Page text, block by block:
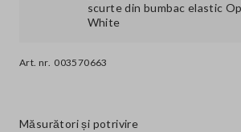
Art. nr. 003570663
Măsurători și potrivire